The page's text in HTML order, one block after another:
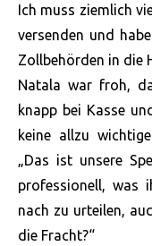
Ich muss ziemlich
versenden und
Zollbehörden in die
Natala war froh,
knapp bei Kasse
keine allzu
„Das ist unsere
professionell, was
nach zu urteilen,
die Fracht?“